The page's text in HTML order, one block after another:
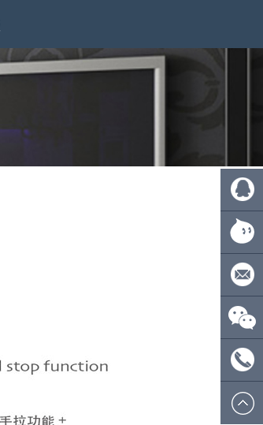
QQ:
旺旺：
ecsionwd
邮箱：
微信
号：
电话: